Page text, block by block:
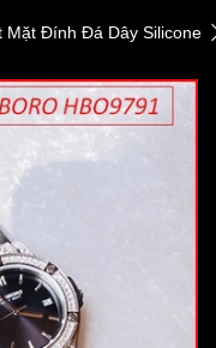
Mặt Đính Đá Dây Silicone